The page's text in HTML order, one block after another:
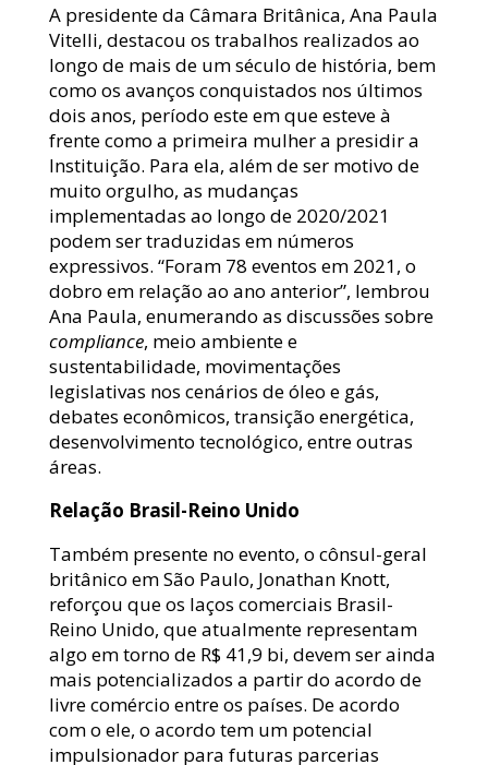
A presidente da Câmara Britânica, Ana Paula
Vitelli, destacou os trabalhos realizados ao
longo de mais de um século de história, bem
como os avanços conquistados nos últimos
dois anos, período este em que esteve à
frente como a primeira mulher a presidir a
Instituição. Para ela, além de ser motivo de
muito orgulho, as mudanças
implementadas ao longo de 2020/2021
podem ser traduzidas em números
expressivos. “Foram 78 eventos em 2021, o
dobro em relação ao ano anterior”, lembrou
Ana Paula, enumerando as discussões sobre
compliance, meio ambiente e
sustentabilidade, movimentações
legislativas nos cenários de óleo e gás,
debates econômicos, transição energética,
desenvolvimento tecnológico, entre outras
áreas.
Relação Brasil-Reino Unido
Também presente no evento, o cônsul-geral
britânico em São Paulo, Jonathan Knott,
reforçou que os laços comerciais Brasil-
Reino Unido, que atualmente representam
algo em torno de R$ 41,9 bi, devem ser ainda
mais potencializados a partir do acordo de
livre comércio entre os países. De acordo
com o ele, o acordo tem um potencial
impulsionador para futuras parcerias